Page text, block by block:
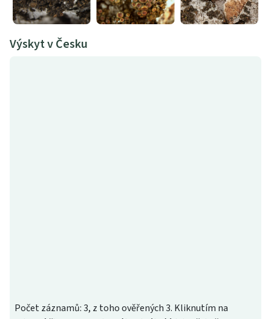
Výskyt v Česku
Počet záznamů: 3, z toho ověřených 3. Kliknutím na